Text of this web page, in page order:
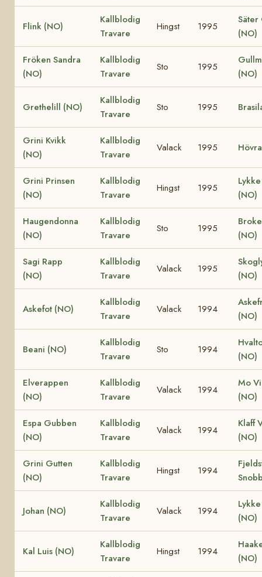
Flink (NO)
Kallblodig
Travare
Hingst 1995
Säter
(NO)
Fröken Sandra
(NO)
Kallblodig
Travare
Sto 1995
(NO)
Grethelill (NO)
Kallblodig
Travare
Sto 1995
Grini Kvikk
(NO)
Kallblodig
Travare
Valack 1995
Grini Prinsen
(NO)
Kallblodig
Travare
Hingst 1995
(NO)
Haugendonna
(NO)
Kallblodig
Travare
Sto 1995
(NO)
Sagi Rapp
(NO)
Kallblodig
Travare
Valack 1995
(NO)
Askefot (NO)
Kallblodig
Travare
Valack 1994
(NO)
Beani (NO)
Kallblodig
Travare
Sto 1994
(NO)
Elverappen
(NO)
Kallblodig
Travare
Valack 1994
Mo
(NO)
Espa Gubben
(NO)
Kallblodig
Travare
Valack 1994
Klaff
(NO)
Grini Gutten
(NO)
Kallblodig
Travare
Hingst 1994
Johan (NO)
Kallblodig
Travare
Valack 1994
(NO)
Kal Luis (NO)
Kallblodig
Travare
Hingst 1994
(NO)